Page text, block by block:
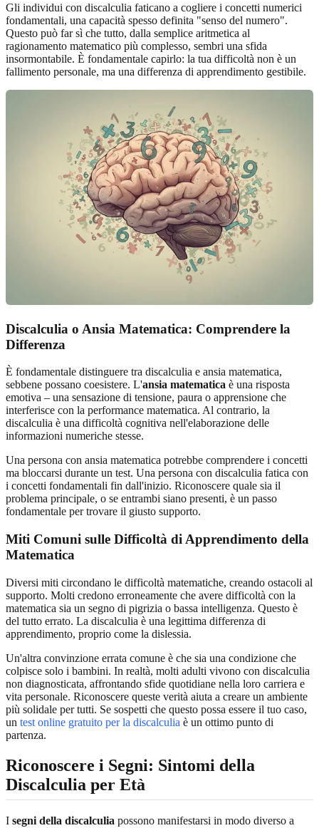
Gli individui con discalculia faticano a cogliere i concetti numerici
fondamentali, una capacità spesso definita "senso del numero".
Questo può far sì che tutto, dalla semplice aritmetica al
ragionamento matematico più complesso, sembri una sfida
insormontabile. È fondamentale capirlo: la tua difficoltà non è un
fallimento personale, ma una differenza di apprendimento gestibile.
Discalculia o Ansia Matematica: Comprendere la
Differenza
È fondamentale distinguere tra discalculia e ansia matematica,
sebbene possano coesistere. L'ansia matematica è una risposta
emotiva – una sensazione di tensione, paura o apprensione che
interferisce con la performance matematica. Al contrario, la
discalculia è una difficoltà cognitiva nell'elaborazione delle
informazioni numeriche stesse.
Una persona con ansia matematica potrebbe comprendere i concetti
ma bloccarsi durante un test. Una persona con discalculia fatica con
i concetti fondamentali fin dall'inizio. Riconoscere quale sia il
problema principale, o se entrambi siano presenti, è un passo
fondamentale per trovare il giusto supporto.
Miti Comuni sulle Difficoltà di Apprendimento della
Matematica
Diversi miti circondano le difficoltà matematiche, creando ostacoli al
supporto. Molti credono erroneamente che avere difficoltà con la
matematica sia un segno di pigrizia o bassa intelligenza. Questo è
del tutto errato. La discalculia è una legittima differenza di
apprendimento, proprio come la dislessia.
Un'altra convinzione errata comune è che sia una condizione che
colpisce solo i bambini. In realtà, molti adulti vivono con discalculia
non diagnosticata, affrontando sfide quotidiane nella loro carriera e
vita personale. Riconoscere queste verità aiuta a creare un ambiente
più solidale per tutti. Se sospetti che questo possa essere il tuo caso,
un test online gratuito per la discalculia è un ottimo punto di
partenza.
Riconoscere i Segni: Sintomi della
Discalculia per Età
I segni della discalculia possono manifestarsi in modo diverso a